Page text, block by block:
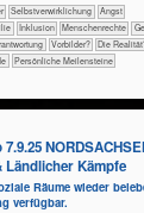
​​​​​​​​​​​​​​​​​​​​​​​​​​​​​​​​​​​​​​​​Selbst­verwirklichung
​​​​​​​​​​​​​Angst
​​​​​​​​Inklusion ​​​​​​​Menschenrechte
​​Vorbilder?
​Die
Persönliche Meilensteine
7.9.25
Ländlicher Kämpfe
Räume wieder
verfügbar.